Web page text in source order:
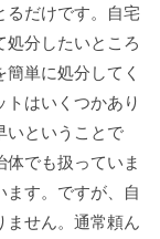
るだけです。自宅
分したいところ
単に処分してく
はいくつかあり
いということで
でも扱っていま
す。ですが、自
ません。通常頼ん